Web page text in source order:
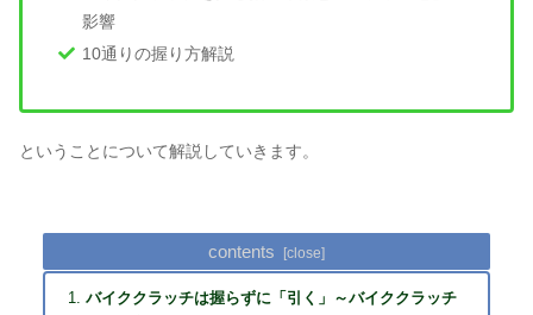
影響
10通りの握り方解説
ということについて解説していきます。
contents
バイククラッチは握らずに「引く」～バイククラッチ